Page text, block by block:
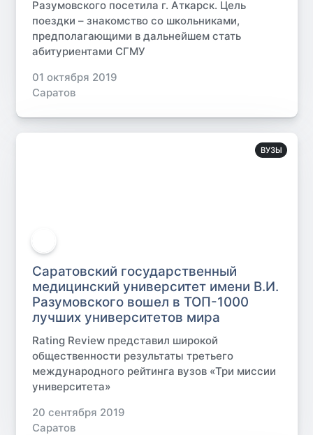
Разумовского посетила г. Аткарск. Цель
поездки – знакомство со школьниками,
предполагающими в дальнейшем стать
абитуриентами СГМУ
01 октября 2019
Саратов
ВУЗЫ
Саратовский государственный
медицинский университет имени В.И.
Разумовского вошел в ТОП-1000
лучших университетов мира
Rating Review представил широкой
общественности результаты третьего
международного рейтинга вузов «Три миссии
университета»
20 сентября 2019
Саратов